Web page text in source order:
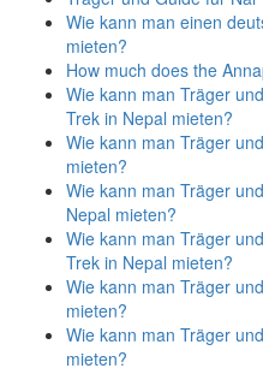
Wie kann man einen
mieten?
How much does the
Wie kann man Träger
Trek in Nepal mieten?
Wie kann man Träger
mieten?
Wie kann man Träger
Nepal mieten?
Wie kann man Träger
Trek in Nepal mieten?
Wie kann man Träger
mieten?
Wie kann man Träger
mieten?